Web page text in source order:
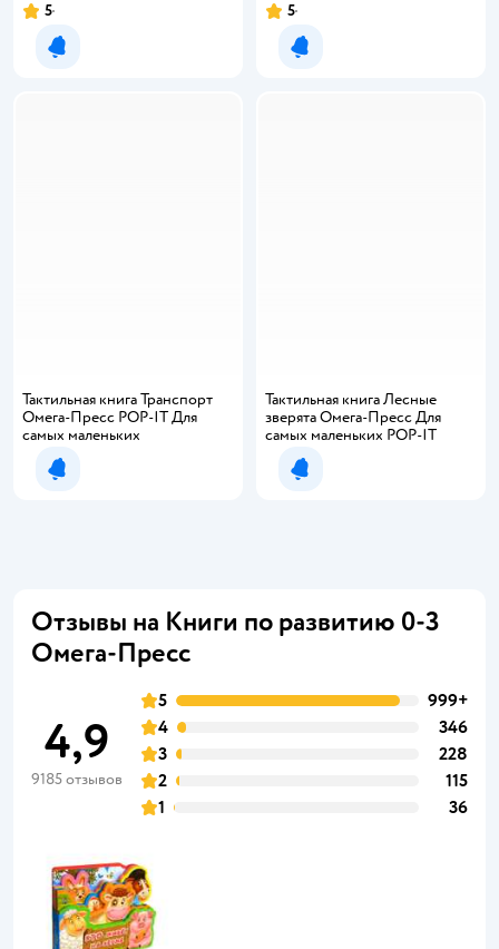
Рейтинг:
5
Уведомить о появлении
Рейтинг:
5
Уведомить о появлении
Тактильная книга Транспорт
Омега-Пресс POP-IT Для
самых маленьких
Уведомить о появлении
Тактильная книга Лесные
зверята Омега-Пресс Для
самых маленьких POP-IT
Уведомить о появлении
Отзывы на Книги по развитию 0-3
Омега-Пресс
4,9
9185 отзывов
5
999+
4
346
3
228
2
115
1
36